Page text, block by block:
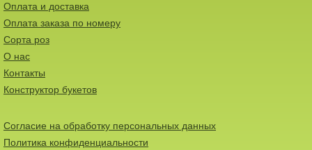
Оплата и доставка
Оплата заказа по номеру
Сорта роз
О нас
Контакты
Конструктор букетов
Согласие на обработку персональных данных
Политика конфиденциальности